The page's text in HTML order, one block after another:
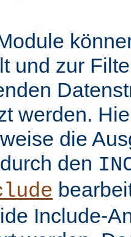
und zur
werden.
die
den
Include-